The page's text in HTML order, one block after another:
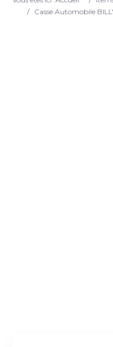
/
Casse Automobile